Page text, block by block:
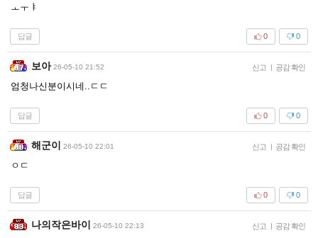
ㅗㅜㅑ
답글 0
0
보아 26-05-10 21:52 신고 | 공감 확인
엄청나신분이시네..ㄷㄷ
답글 0
0
해군이 26-05-10 22:01 신고 | 공감 확인
ㅇㄷ
답글 0
0
나의작은바이 26-05-10 22:13 신고 | 공감 확인